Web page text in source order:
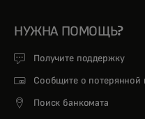
НУЖНА ПОМОЩЬ?
Получите поддержку
Сообщите о потерянной
Поиск банкомата